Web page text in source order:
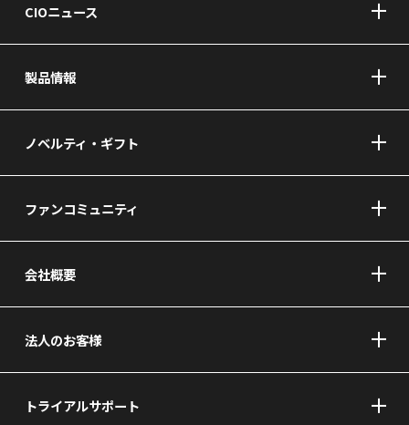
CIOニュース
製品情報
ノベルティ・ギフト
ファンコミュニティ
会社概要
法人のお客様
トライアルサポート